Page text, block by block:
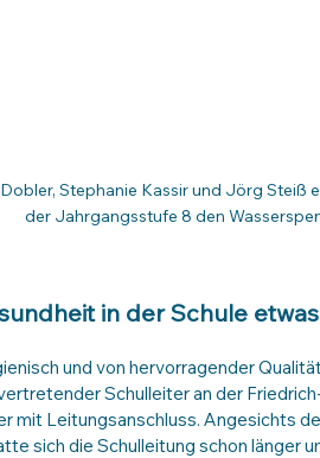
Stephanie Kassir und Jörg Steiß
der Jahrgangsstufe 8 den
in der Schule
und von hervorragender
Schulleiter an der
mit Leitungsanschluss. Angesichts
sich die Schulleitung schon länger